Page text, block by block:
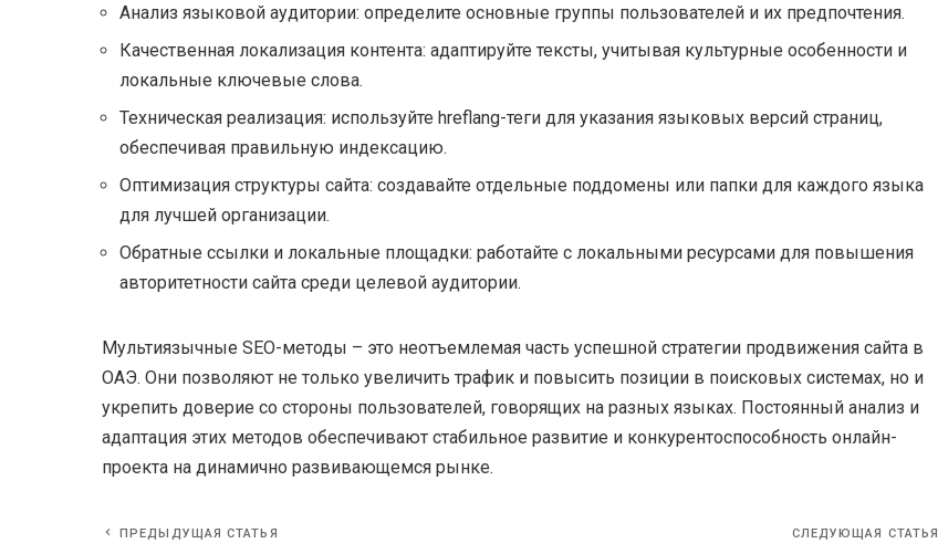
Анализ языковой аудитории: определите основные группы пользователей и их предпочтения.
Качественная локализация контента: адаптируйте тексты, учитывая культурные особенности и
локальные ключевые слова.
Техническая реализация: используйте hreflang-теги для указания языковых версий страниц,
обеспечивая правильную индексацию.
Оптимизация структуры сайта: создавайте отдельные поддомены или папки для каждого языка
для лучшей организации.
Обратные ссылки и локальные площадки: работайте с локальными ресурсами для повышения
авторитетности сайта среди целевой аудитории.
Мультиязычные SEO-методы – это неотъемлемая часть успешной стратегии продвижения сайта в
ОАЭ. Они позволяют не только увеличить трафик и повысить позиции в поисковых системах, но и
укрепить доверие со стороны пользователей, говорящих на разных языках. Постоянный анализ и
адаптация этих методов обеспечивают стабильное развитие и конкурентоспособность онлайн-
проекта на динамично развивающемся рынке.
ПРЕДЫДУЩАЯ СТАТЬЯ СЛЕДУЮЩАЯ СТАТЬЯ